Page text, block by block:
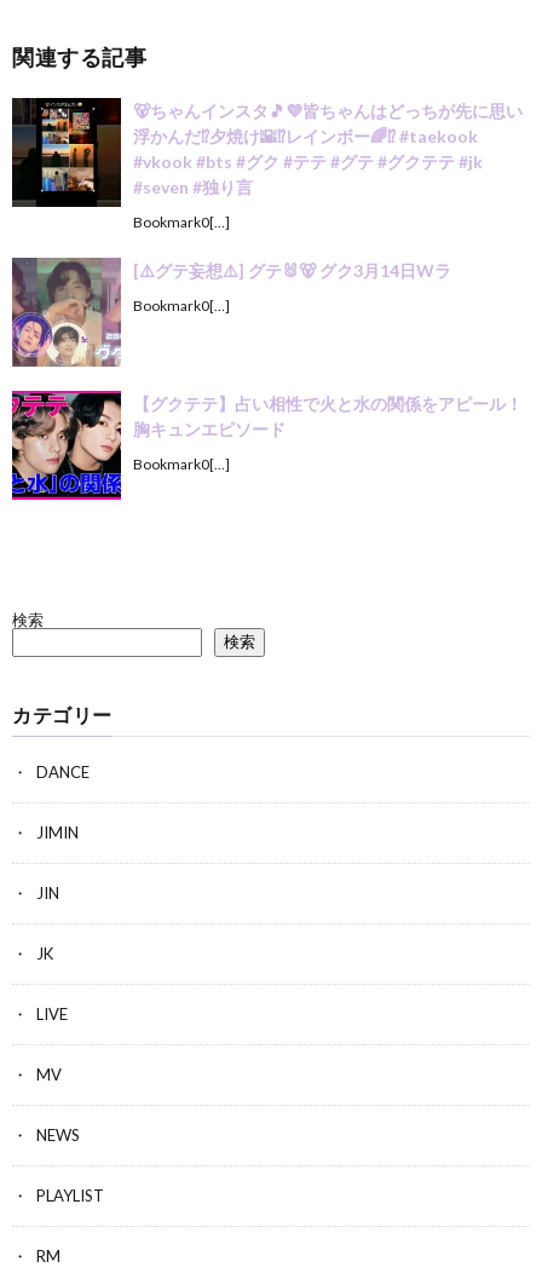
関連する記事
🐻ちゃんインスタ🎵💜皆ちゃんはどっちが先に思い
浮かんだ⁉️夕焼け🌇⁉️レインボー🌈⁉️ #taekook
#vkook #bts #グク #テテ #グテ #グクテテ #jk
#seven #独り言
Bookmark0[…]
[⚠️グテ妄想⚠️] グテ🐰🐻 グク3月14日Wラ
Bookmark0[…]
【グクテテ】占い相性で火と水の関係をアピール！
胸キュンエピソード
Bookmark0[…]
検索
検索
カテゴリー
DANCE
JIMIN
JIN
JK
LIVE
MV
NEWS
PLAYLIST
RM